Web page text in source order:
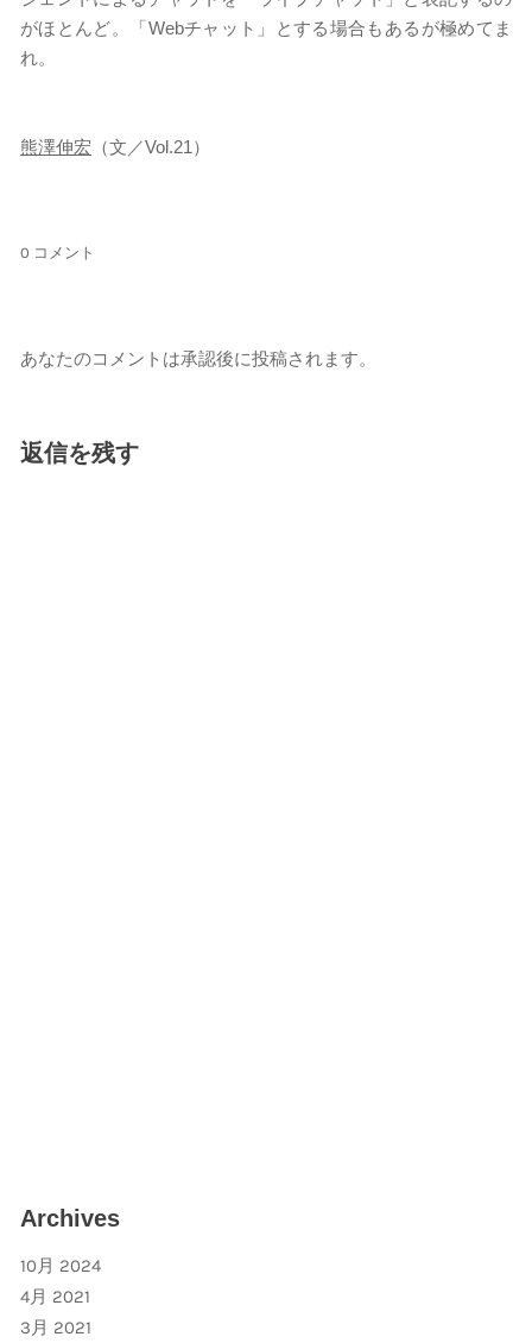
がほとんど。「Webチャット」とする場合もあるが極めてま
れ。
熊澤伸宏 （文／Vol.21）
0 コメント
あなたのコメントは承認後に投稿されます。
返信を残す
Archives
10月 2024
4月 2021
3月 2021